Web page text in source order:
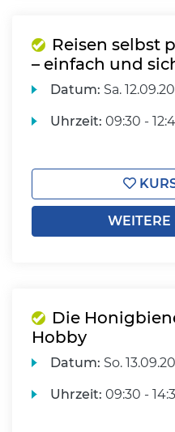
Reisen selbst
– einfach und
Datum: Sa.
Uhrzeit: 09:30 -
WEITERE
Die
Hobby
Datum: So.
Uhrzeit: 09:30 -